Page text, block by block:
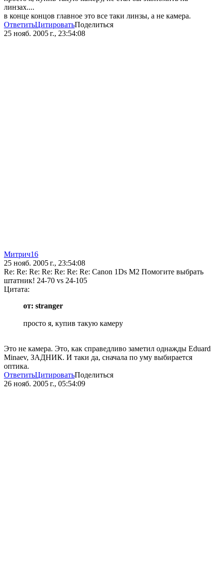
линзах....
в конце концов главное это все таки линзы, а не камера.
ОтветитьЦитироватьПоделиться
25 нояб. 2005 г., 23:54:08
Митрич16
25 нояб. 2005 г., 23:54:08
Re: Re: Re: Re: Re: Re: Re: Canon 1Ds M2 Помогите выбрать
штатник! 24-70 vs 24-105
Цитата:
от: stranger
просто я, купив такую камеру
Это не камера. Это, как справедливо заметил однажды Eduard
Minaev, ЗАДНИК. И таки да, сначала по уму выбирается
оптика.
ОтветитьЦитироватьПоделиться
26 нояб. 2005 г., 05:54:09